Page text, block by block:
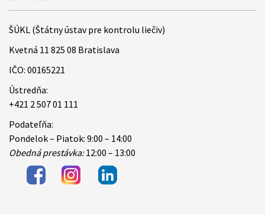
ŠÚKL (Štátny ústav pre kontrolu liečiv)
Kvetná 11 825 08 Bratislava
IČO: 00165221
Ústredňa:
+421 2 507 01 111
Podateľňa:
Pondelok – Piatok: 9:00 – 14:00
Obedná prestávka:12:00 – 13:00